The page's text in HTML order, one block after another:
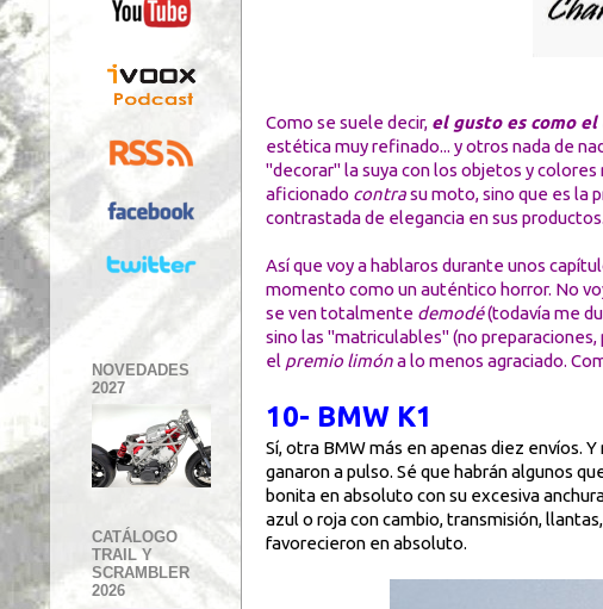
Como se suele decir, el gusto es como
estética muy refinado... y otros nada de
"decorar" la suya con los objetos y
aficionado contrasu moto, sino que es la
contrastada de elegancia en sus productos.
Así que voy a hablaros durante unos
momento como un auténtico horror. No
se ven totalmente demodé(todavía me
sino las "matriculables" (no
el premio limóna lo menos agraciado.
10- BMW K1
Sí, otra BMW más en apenas diez envíos.
ganaron a pulso. Sé que habrán algunos
bonita en absoluto con su excesiva
azul o roja con cambio, transmisión,
favorecieron en absoluto.
NOVEDADES
2027
CATÁLOGO
TRAIL Y
SCRAMBLER
2026